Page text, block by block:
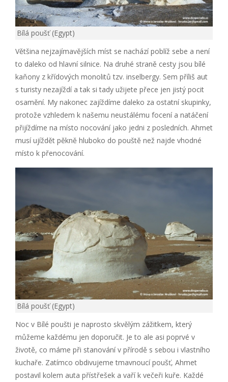
Bílá poušť (Egypt)
Většina nejzajímavějších míst se nachází poblíž sebe a není
to daleko od hlavní silnice. Na druhé straně cesty jsou bílé
kaňony z křídových monolitů tzv. inselbergy. Sem příliš aut
s turisty nezajíždí a tak si tady užijete přece jen jistý pocit
osamění. My nakonec zajíždíme daleko za ostatní skupinky,
protože vzhledem k našemu neustálému focení a natáčení
přijíždíme na místo nocování jako jedni z posledních. Ahmet
musí ujíždět pěkně hluboko do pouště než najde vhodné
místo k přenocování.
Bílá poušť (Egypt)
Noc v Bílé poušti je naprosto skvělým zážitkem, který
můžeme každému jen doporučit. Je to ale asi poprvé v
životě, co máme při stanování v přírodě s sebou i vlastního
kuchaře. Zatímco obdivujeme tmavnoucí poušť, Ahmet
postavil kolem auta přístřešek a vaří k večeři kuře. Každé